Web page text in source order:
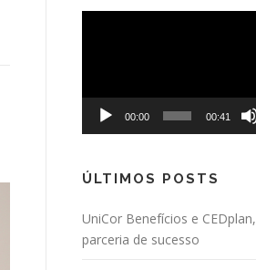
00:00 00:41
ÚLTIMOS POSTS
UniCor Benefícios e CEDplan,
parceria de sucesso